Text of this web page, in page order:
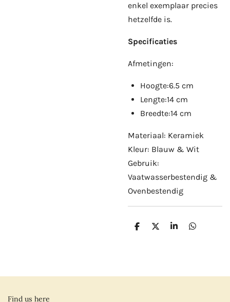
enkel exemplaar precies
hetzelfde is.
Specificaties
Afmetingen:
Hoogte:6.5 cm
Lengte:14 cm
Breedte:14 cm
Materiaal: Keramiek
Kleur: Blauw & Wit
Gebruik:
Vaatwasserbestendig &
Ovenbestendig
D
D
S
D
Find us here